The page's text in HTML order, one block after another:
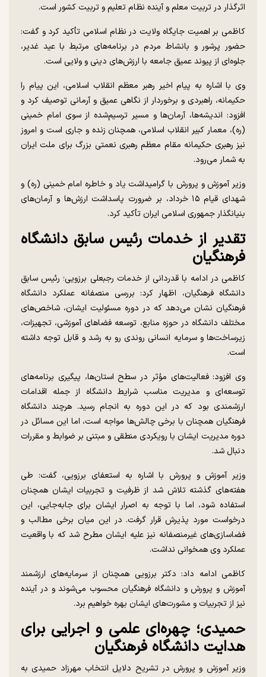
اثرگذار در تربیت معلم و آینده نظام تعلیم و تربیت کشور است.
کاظمی بر اهمیت جایگاه ولایت در نظام اسلامی تأکید کرد و گفت:
حضور پرشور و بانشاط مردم در برنامه‌های مرتبط با عید غدیر،
جلوه‌ای از پیوند عمیق جامعه با ارزش‌های دینی و ولایی است.
وی با اشاره به پیام اخیر رهبر معظم انقلاب اسلامی، این پیام را
حکیمانه، راهبردی و برخوردار از نگاهی عمیق و آرمانی توصیف کرد و
افزود: اندیشه‌ها، آرمان‌ها و مسیر ترسیم‌شده از سوی امام خمینی
(ره)، معمار کبیر انقلاب اسلامی، همچنان زنده و جاری است و امروز
نیز رهبری حکیمانه مقام معظم رهبری نعمتی بزرگ برای ملت ایران
به شمار می‌رود.
وزیر آموزش و پرورش با گرامیداشت یاد و خاطره امام خمینی (ره) و
شهدای قیام ۱۵ خرداد، بر ضرورت پاسداشت ارزش‌ها و آرمان‌های
بنیانگذار جمهوری اسلامی ایران تأکید کرد.
تقدیر از خدمات رئیس سابق دانشگاه
فرهنگیان
کاظمی در ادامه با قدردانی از خدمات رجبعلی برزویی؛ رئیس سابق
دانشگاه فرهنگیان، اظهار کرد: بررسی منصفانه عملکرد دانشگاه
فرهنگیان نشان می‌دهد که در دوره مسئولیت ایشان، شاخص‌های
مختلف دانشگاه در حوزه منابع، توسعه فضا‌های آموزشی، تجهیزات،
زیرساخت‌ها و سرمایه انسانی روندی رو به رشد و قابل توجه داشته
است.
وی افزود: فعالیت‌های مؤثر در سطح استان‌ها، پیگیری برنامه‌های
توسعه‌ای و مدیریت مناسب شرایط دانشگاه از جمله اقدامات
ارزشمندی بود که در این دوره به انجام رسید. هرچند دانشگاه
فرهنگیان همچنان با برخی چالش‌ها مواجه است، اما این مسائل در
دوره مدیریت ایشان با رویکردی منطقی و مبتنی بر ضوابط و مقررات
دنبال شد.
وزیر آموزش و پرورش با اشاره به استعفای برزویی، گفت: طی
هفته‌های گذشته تلاش شد از ظرفیت و تجربیات ایشان همچنان
استفاده شود، اما با توجه به اصرار ایشان برای جابه‌جایی، این
درخواست مورد پذیرش قرار گرفت. در این میان برخی مطالب و
فضاسازی‌های غیرمنصفانه نیز علیه ایشان مطرح شد که با واقعیت
عملکرد وی همخوانی نداشت.
کاظمی ادامه داد: دکتر برزویی همچنان از سرمایه‌های ارزشمند
آموزش و پرورش و دانشگاه فرهنگیان محسوب می‌شوند و در آینده
نیز از تجربیات و مشورت‌های ایشان بهره خواهیم برد.
حمیدی؛ چهره‌ای علمی و اجرایی برای
هدایت دانشگاه فرهنگیان
وزیر آموزش و پرورش در تشریح دلایل انتخاب مهرزاد حمیدی به